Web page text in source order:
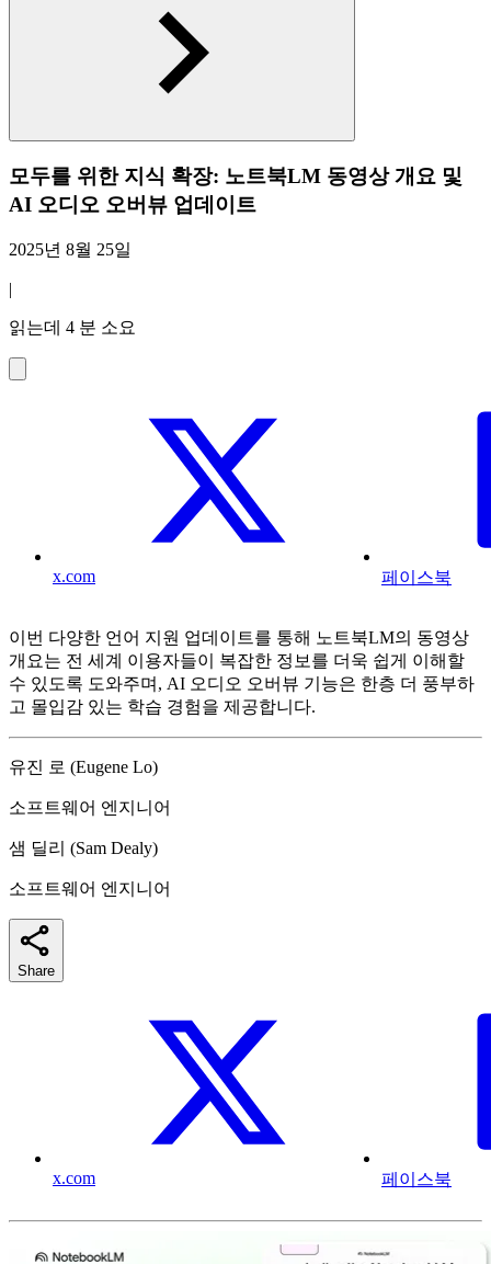
모두를 위한 지식 확장: 노트북LM 동영상 개요 및
AI 오디오 오버뷰 업데이트
2025년 8월 25일
|
읽는데 4 분 소요
x.com 페이스북
이번 다양한 언어 지원 업데이트를 통해 노트북LM의 동영상
개요는 전 세계 이용자들이 복잡한 정보를 더욱 쉽게 이해할
수 있도록 도와주며, AI 오디오 오버뷰 기능은 한층 더 풍부하
고 몰입감 있는 학습 경험을 제공합니다.
유진 로 (Eugene Lo)
소프트웨어 엔지니어
샘 딜리 (Sam Dealy)
소프트웨어 엔지니어
Share
x.com 페이스북